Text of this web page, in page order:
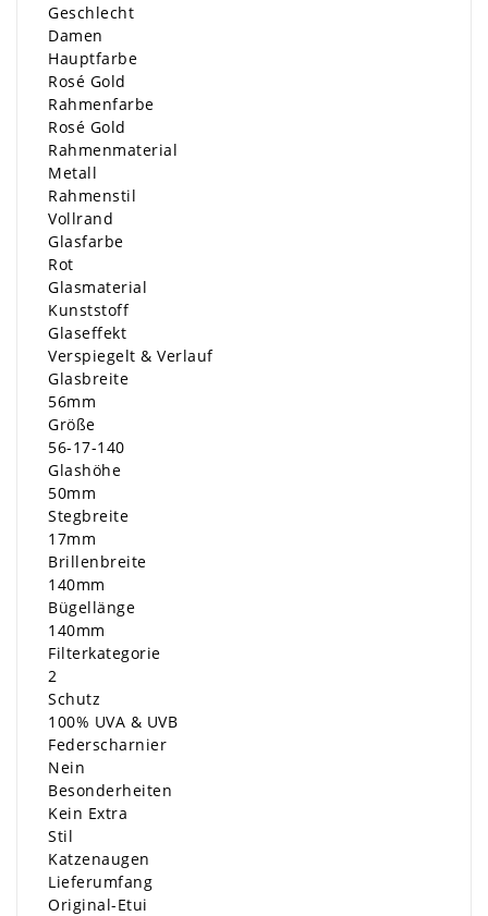
Geschlecht
Damen
Hauptfarbe
Rosé Gold
Rahmenfarbe
Rosé Gold
Rahmenmaterial
Metall
Rahmenstil
Vollrand
Glasfarbe
Rot
Glasmaterial
Kunststoff
Glaseffekt
Verspiegelt & Verlauf
Glasbreite
56mm
Größe
56-17-140
Glashöhe
50mm
Stegbreite
17mm
Brillenbreite
140mm
Bügellänge
140mm
Filterkategorie
2
Schutz
100% UVA & UVB
Federscharnier
Nein
Besonderheiten
Kein Extra
Stil
Katzenaugen
Lieferumfang
Original-Etui